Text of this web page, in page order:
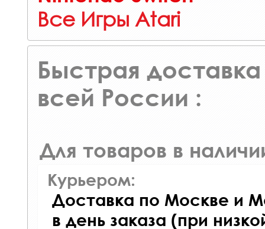
Все Игры Atari
Быстрая доставка
всей России :
Для товаров в
Курьером:
Доставка по Москве и
в день заказа (при